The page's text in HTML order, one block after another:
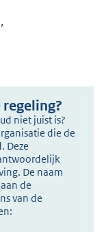
niet juist is?
die de
Deze
De naam
de
van de